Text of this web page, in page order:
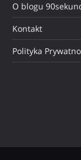
O blogu
Kontakt
Polityka